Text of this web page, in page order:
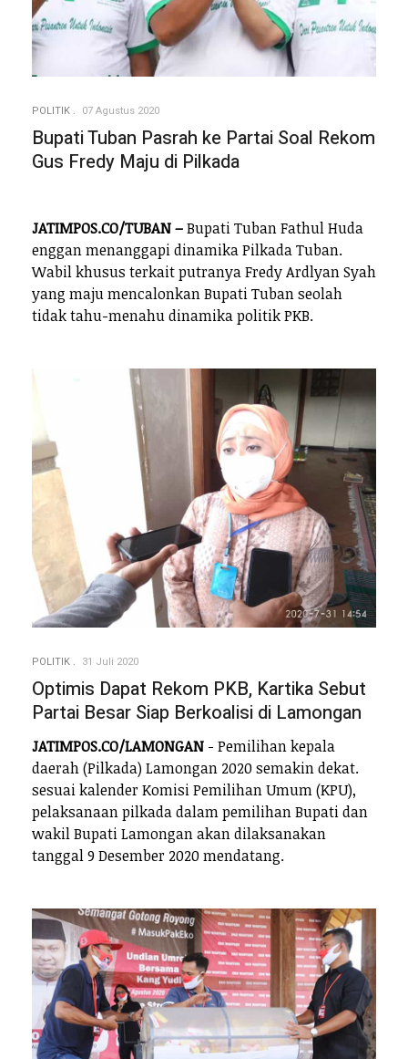
POLITIK 07 Agustus 2020
Bupati Tuban Pasrah ke Partai Soal Rekom
Gus Fredy Maju di Pilkada
JATIMPOS.CO/TUBAN –Bupati Tuban Fathul Huda
enggan menanggapi dinamika Pilkada Tuban.
Wabil khusus terkait putranya Fredy Ardlyan Syah
yang maju mencalonkan Bupati Tuban seolah
tidak tahu-menahu dinamika politik PKB.
POLITIK 31 Juli 2020
Optimis Dapat Rekom PKB, Kartika Sebut
Partai Besar Siap Berkoalisi di Lamongan
JATIMPOS.CO/LAMONGAN - Pemilihan kepala
daerah (Pilkada) Lamongan 2020 semakin dekat.
sesuai kalender Komisi Pemilihan Umum (KPU),
pelaksanaan pilkada dalam pemilihan Bupati dan
wakil Bupati Lamongan akan dilaksanakan
tanggal 9 Desember 2020 mendatang.